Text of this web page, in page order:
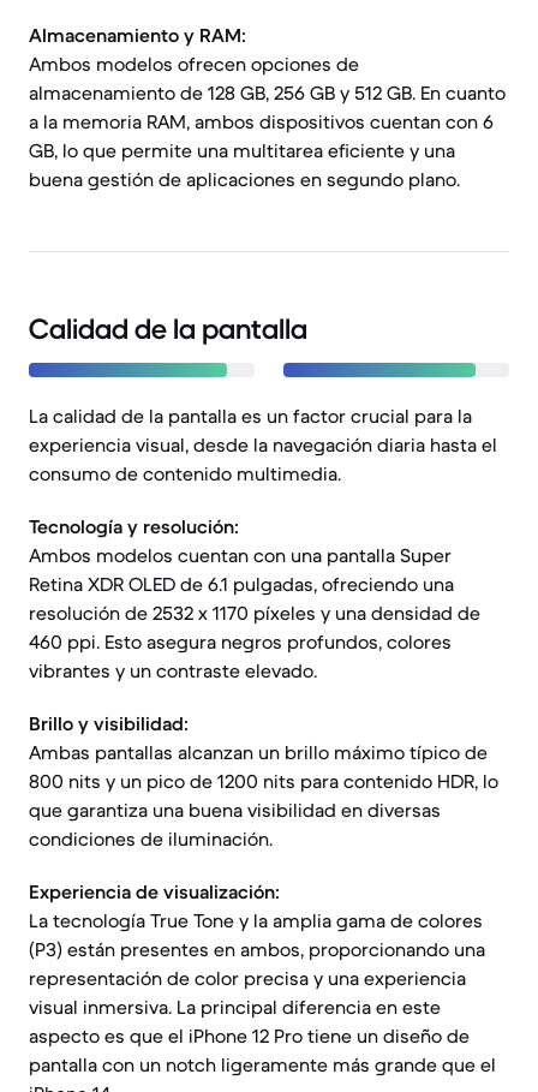
Almacenamiento y RAM:
Ambos modelos ofrecen opciones de
almacenamiento de 128 GB, 256 GB y 512 GB. En cuanto
a la memoria RAM, ambos dispositivos cuentan con 6
GB, lo que permite una multitarea eficiente y una
buena gestión de aplicaciones en segundo plano.
Calidad de la pantalla
La calidad de la pantalla es un factor crucial para la
experiencia visual, desde la navegación diaria hasta el
consumo de contenido multimedia.
Tecnología y resolución:
Ambos modelos cuentan con una pantalla Super
Retina XDR OLED de 6.1 pulgadas, ofreciendo una
resolución de 2532 x 1170 píxeles y una densidad de
460 ppi. Esto asegura negros profundos, colores
vibrantes y un contraste elevado.
Brillo y visibilidad:
Ambas pantallas alcanzan un brillo máximo típico de
800 nits y un pico de 1200 nits para contenido HDR, lo
que garantiza una buena visibilidad en diversas
condiciones de iluminación.
Experiencia de visualización:
La tecnología True Tone y la amplia gama de colores
(P3) están presentes en ambos, proporcionando una
representación de color precisa y una experiencia
visual inmersiva. La principal diferencia en este
aspecto es que el iPhone 12 Pro tiene un diseño de
pantalla con un notch ligeramente más grande que el